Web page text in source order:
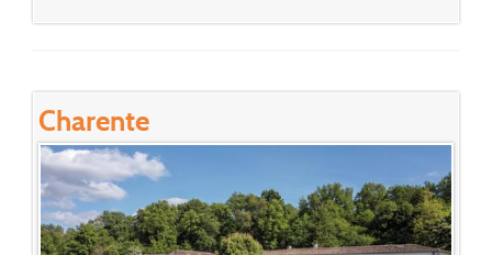
Charente